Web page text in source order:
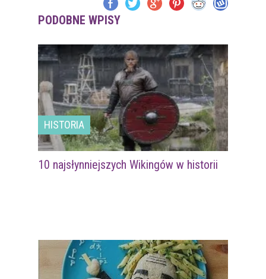
PODOBNE WPISY
HISTORIA
10 najsłynniejszych Wikingów w historii